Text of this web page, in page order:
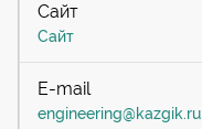
Сайт
engineering@kazgik.ru